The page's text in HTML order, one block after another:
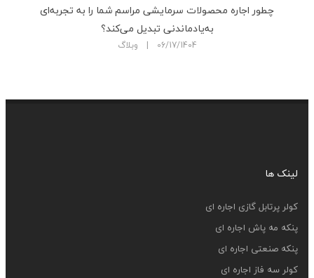
چطور اجاره محصولات سرمایشی مراسم شما را به تجربه‌ای
به‌یادماندنی تبدیل می‌کند؟
06/17/1404 | وبلاگ
لینک ها
کولر پرتابل گازی اجاره ای
پنکه مه پاش اجاره ای
پنکه صنعتی اجاره ای
کولر سه فاز اجاره ای